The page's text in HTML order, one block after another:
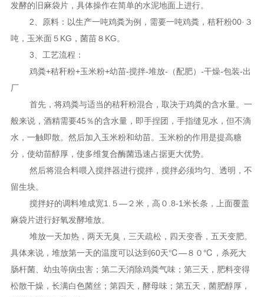
发酵的旧麻袋片，具体操作在简单的水泥地面上进行。
2、原料：以生产一吨鸡粪为例，需要一吨鸡粪，秸秆粉00·３
吨，玉米面５KG，菌苗８KG。
3、工艺流程：
鸡粪+秸秆粉+玉米粉+幼苗-搅拌-堆放-（配肥）-干燥-包装-出
厂
首先，将鸡粪与适当的秸秆粉混合，取决于鸡粪的含水量。一
般来说，酒精需要45％的含水量，即手捏团，手指缝见水，但不滴
水，一触即散。然后加入玉米粉和幼苗。玉米粉的作用是提高糖
分，使幼苗醇厚，使多维复合酶菌迅速占据更大优势。
然后将混合料喂入搅拌器进行搅拌，搅拌必须均匀、透明，不
留生块。
搅拌好的调料堆成宽1.５—２米，高０.8-1米长条，上面覆盖
麻袋片进行好氧发酵堆放。
堆放一天加热，两天无臭，三天疏松，四天变香，五天变肥。
具体来说，堆放第一天的温度可以达到60天℃—８０℃，杀死大
肠杆菌、幼虫等病虫害；第二天消除鸡粪气味；第三天，肥料变得
松散干燥，长满白色菌丝；第四天，酵母味；第五天，菌肥醇厚，